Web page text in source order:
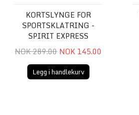
KORTSLYNGE FOR
SPORTSKLATRING -
SPIRIT EXPRESS
NOK 289.00 NOK 145.00
Legg i handlekurv